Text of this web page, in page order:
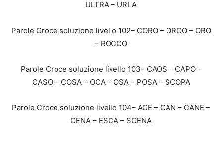
ULTRA – URLA
Parole Croce soluzione livello 102– CORO – ORCO – ORO
– ROCCO
Parole Croce soluzione livello 103– CAOS – CAPO –
CASO – COSA – OCA – OSA – POSA – SCOPA
Parole Croce soluzione livello 104– ACE – CAN – CANE –
CENA – ESCA – SCENA